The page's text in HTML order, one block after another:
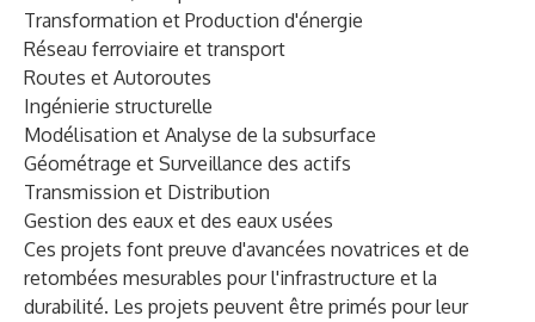
Transformation et Production d'énergie
Réseau ferroviaire et transport
Routes et Autoroutes
Ingénierie structurelle
Modélisation et Analyse de la subsurface
Géométrage et Surveillance des actifs
Transmission et Distribution
Gestion des eaux et des eaux usées
Ces projets font preuve d'avancées novatrices et de
retombées mesurables pour l'infrastructure et la
durabilité. Les projets peuvent être primés pour leur